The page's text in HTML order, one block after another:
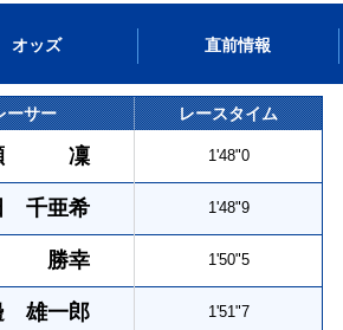
オッズ 直前情報
ーサー レースタイム
凜 1'48"0
千亜希 1'48"9
勝幸 1'50"5
雄一郎 1'51"7